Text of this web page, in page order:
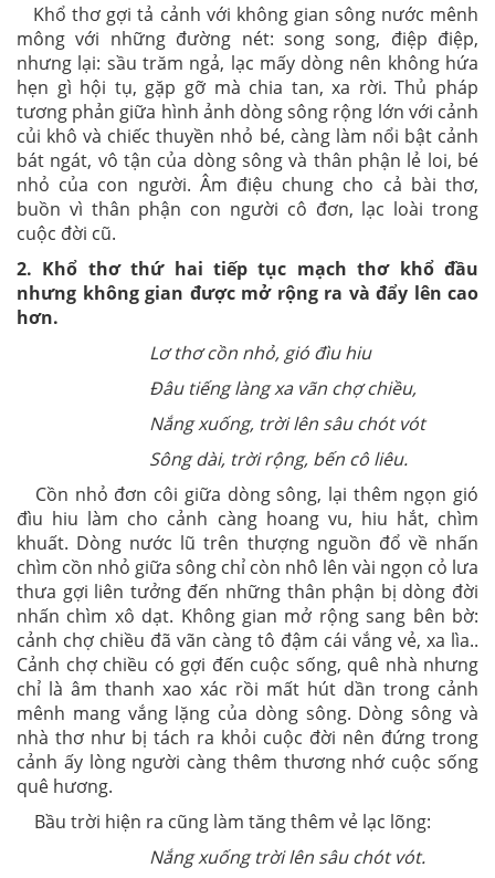
Khổ thơ gợi tả cảnh với không gian sông nước mênh
mông với những đường nét: song song, điệp điệp,
nhưng lại: sầu trăm ngả, lạc mấy dòng nên không hứa
hẹn gì hội tụ, gặp gỡ mà chia tan, xa rời. Thủ pháp
tương phản giữa hình ảnh dòng sông rộng lớn với cảnh
củi khô và chiếc thuyền nhỏ bé, càng làm nổi bật cảnh
bát ngát, vô tận của dòng sông và thân phận lẻ loi, bé
nhỏ của con người. Âm điệu chung cho cả bài thơ,
buồn vì thân phận con người cô đơn, lạc loài trong
cuộc đời cũ.
2. Khổ thơ thứ hai tiếp tục mạch thơ khổ đầu
nhưng không gian được mở rộng ra và đẩy lên cao
hơn.
Lơ thơ cồn nhỏ, gió đìu hiu
Đâu tiếng làng xa vãn chợ chiều,
Nắng xuống, trời lên sâu chót vót
Sông dài, trời rộng, bến cô liêu.
Cồn nhỏ đơn côi giữa dòng sông, lại thêm ngọn gió
đìu hiu làm cho cảnh càng hoang vu, hiu hắt, chìm
khuất. Dòng nước lũ trên thượng nguồn đổ về nhấn
chìm cồn nhỏ giữa sông chỉ còn nhô lên vài ngọn cỏ lưa
thưa gợi liên tưởng đến những thân phận bị dòng đời
nhấn chìm xô dạt. Không gian mở rộng sang bên bờ:
cảnh chợ chiều đã vãn càng tô đậm cái vắng vẻ, xa lìa..
Cảnh chợ chiều có gợi đến cuộc sống, quê nhà nhưng
chỉ là âm thanh xao xác rồi mất hút dần trong cảnh
mênh mang vắng lặng của dòng sông. Dòng sông và
nhà thơ như bị tách ra khỏi cuộc đời nên đứng trong
cảnh ấy lòng người càng thêm thương nhớ cuộc sống
quê hương.
Bầu trời hiện ra cũng làm tăng thêm vẻ lạc lõng:
Nắng xuống trời lên sâu chót vót.